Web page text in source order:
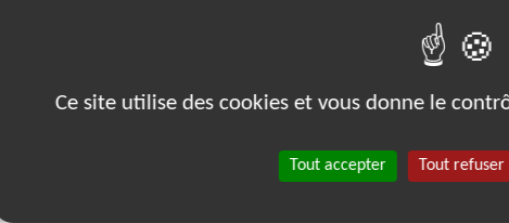
bénévoles par
06 14 16 17 18 24 25 28
Ce site utilise des cookies et vous donne le
Tout accepter Tout refuser